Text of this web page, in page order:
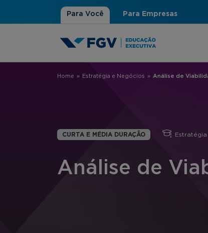
Para Você Para Empresas
Você está aqui
Home » Estratégia e Negócios » Análise de
CURTA E MÉDIA DURAÇÃO
Análise de